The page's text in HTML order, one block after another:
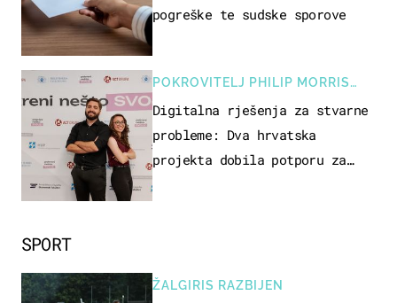
SPORT
ŽALGIRIS RAZBIJEN
pogreške te sudske sporove
POKROVITELJ PHILIP MORRIS
ZAGREB
Digitalna rješenja za stvarne
probleme: Dva hrvatska
projekta dobila potporu za